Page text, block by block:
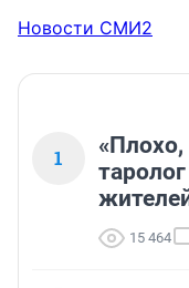
Новости СМИ2
1
«Плохо,
15 464